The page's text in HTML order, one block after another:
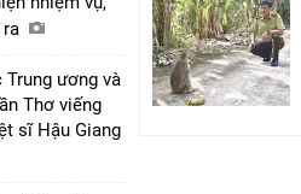
ương và
Thơ viếng
sĩ Hậu Giang